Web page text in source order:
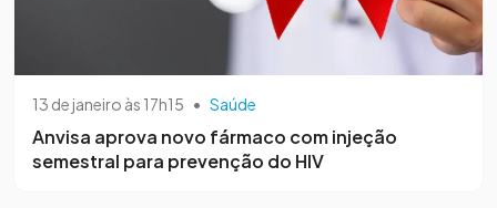
13 de janeiro às 17h15 • Saúde
Anvisa aprova novo fármaco com injeção
semestral para prevenção do HIV